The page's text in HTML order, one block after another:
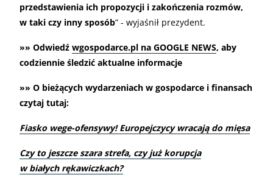
przedstawienia ich propozycji i zakończenia rozmów,
w taki czy inny sposób” - wyjaśnił prezydent.
»» Odwiedź wgospodarce.pl na GOOGLE NEWS, aby
codziennie śledzić aktualne informacje
»» O bieżących wydarzeniach w gospodarce i finansach
czytaj tutaj:
Fiasko wege-ofensywy! Europejczycy wracają do mięsa
Czy to jeszcze szara strefa, czy już korupcja
w białych rękawiczkach?